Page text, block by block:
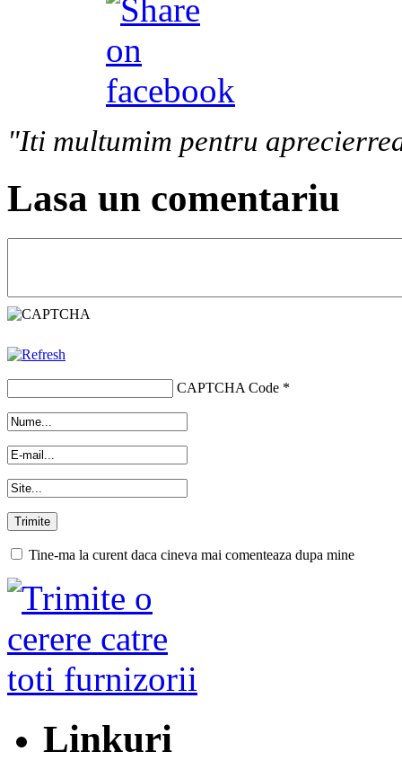
"Iti multumim pentru
Lasa un comentariu
CAPTCHA Code *
Tine-ma la curent daca cineva mai comenteaza dupa mine
Linkuri